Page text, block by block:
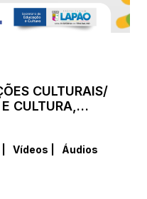
CULTURAIS/
CULTURA,
DA LEI PAULO
Vídeos | Áudios